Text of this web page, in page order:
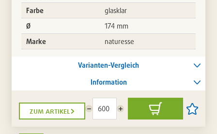
Farbe
glasklar
Ø
174 mm
Marke
naturesse
Varianten-Vergleich
Information
zum artikel
Menge
reduzieren
Menge
erhöhen
In
den
Artikel